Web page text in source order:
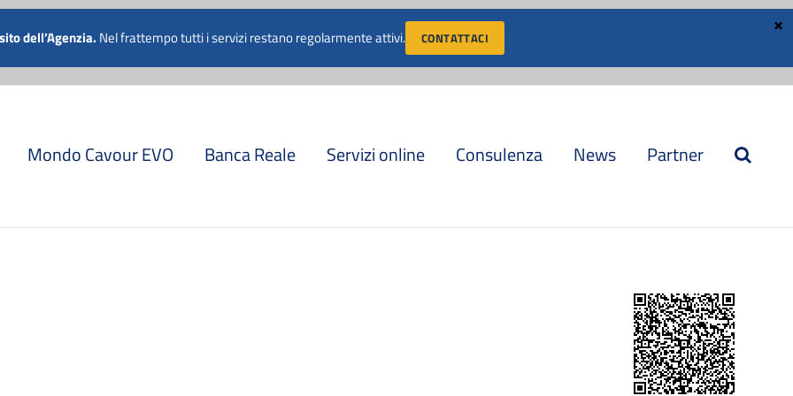
011 5741811 AREA CLIENTI
Mondo Cavour EVO Banca Reale Servizi online Consulenza News Partner
dell’Agenzia. Nel frattempo tutti i servizi restano regolarmente attivi. CONTATTACI